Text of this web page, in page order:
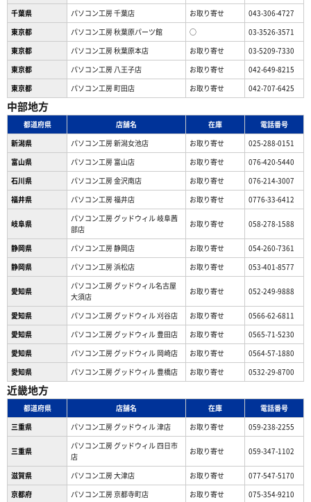
千葉県
パソコン工房 千葉店 お取り寄せ
043-306-4727
東京都
パソコン工房 秋葉原パーツ館 ○
03-3526-3571
東京都
パソコン工房 秋葉原本店 お取り寄せ
03-5209-7330
東京都
パソコン工房 八王子店 お取り寄せ
042-649-8215
東京都
パソコン工房 町田店 お取り寄せ 042-707-6425
中部地方
都道府県 店舗名 在庫
電話番号
新潟県
パソコン工房 新潟女池店 お取り寄せ
025-288-0151
富山県
パソコン工房 富山店 お取り寄せ
076-420-5440
石川県
パソコン工房 金沢南店 お取り寄せ
076-214-3007
福井県
パソコン工房 福井店 お取り寄せ 0776-33-6412
岐阜県
パソコン工房 グッドウィル 岐阜茜
部店
お取り寄せ 058-278-1588
静岡県 パソコン工房 静岡店 お取り寄せ
054-260-7361
静岡県
パソコン工房 浜松店 お取り寄せ 053-401-8577
愛知県
パソコン工房 グッドウィル名古屋
大須店
お取り寄せ 052-249-9888
愛知県 パソコン工房 グッドウィル 刈谷店 お取り寄せ
0566-62-6811
愛知県
パソコン工房 グッドウィル 豊田店 お取り寄せ
0565-71-5230
愛知県
パソコン工房 グッドウィル 岡崎店 お取り寄せ
0564-57-1880
愛知県
パソコン工房 グッドウィル 豊橋店 お取り寄せ 0532-29-8700
近畿地方
都道府県 店舗名 在庫
電話番号
三重県
パソコン工房 グッドウィル 津店 お取り寄せ 059-238-2255
三重県
パソコン工房 グッドウィル 四日市
店
お取り寄せ 059-347-1102
滋賀県 パソコン工房 大津店 お取り寄せ
077-547-5170
京都府
パソコン工房 京都寺町店 お取り寄せ
075-354-9210